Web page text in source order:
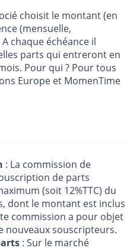
choisit le montant (en
(mensuelle,
chaque échéance il
parts qui entreront en
Pour qui ? Pour tous
Europe et MomenTime
: La commission de
de parts
(soit 12%TTC) du
dont le montant est inclus
commission a pour objet
nouveaux souscripteurs.
: Sur le marché